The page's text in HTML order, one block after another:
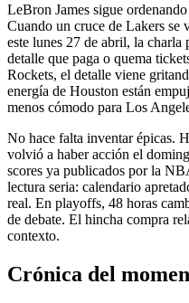
LeBron James sigue
Cuando un cruce de Lakers se
este lunes 27 de abril, la charla
detalle que paga o quema
Rockets, el detalle viene
energía de Houston están
menos cómodo para Los
No hace falta inventar épicas.
volvió a haber acción el
scores ya publicados por la
lectura seria: calendario
real. En playoffs, 48 horas
de debate. El hincha compra
contexto.
Crónica del